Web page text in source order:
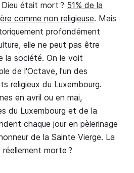
était mort ? 51% de la
comme non religieuse. Mais
profondément
elle ne peut pas être
la société. On le voit
de l'Octave, l'un des
religieux du Luxembourg.
en avril ou en mai,
du Luxembourg et de la
chaque jour en pèlerinage
de la Sainte Vierge. La
morte ?